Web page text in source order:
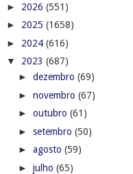
► 2026 (551)
► 2025 (1658)
► 2024 (616)
▼ 2023 (687)
► dezembro (69)
► novembro (67)
► outubro (61)
► setembro (50)
► agosto (59)
► julho (65)